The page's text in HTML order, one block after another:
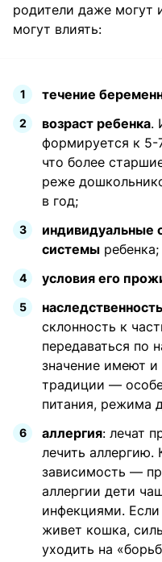
родители даже могут
могут влиять:
течение
возраст ребенка.
формируется к 5-
что более
реже
в год;
индивидуальные
системы ребенка;
условия его
наследственность
склонность к
передаваться по
значение имеют
традиции —
питания, режима
аллергия: лечат
лечить аллергию.
зависимость —
аллергии дети
инфекциями.
живет кошка,
уходить на